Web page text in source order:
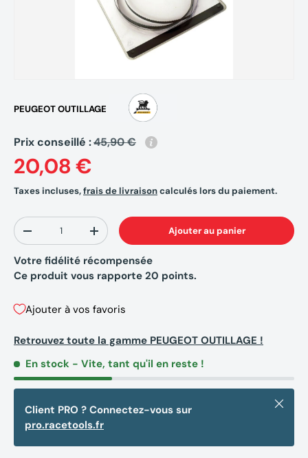
PEUGEOT OUTILLAGE
Prix conseillé :45,90 €
20,08 €
Taxes incluses,frais de livraisoncalculés lors du paiement.
Qté
-
+ Ajouter au panier
Votre fidélité récompensée
Ce produit vous rapporte 20 points.
Ajouter à vos favoris
Retrouvez toute la gamme PEUGEOT OUTILLAGE !
En stock - Vite, tant qu'il en reste !
Client PRO ? Connectez-vous sur
pro.racetools.fr
Fermer